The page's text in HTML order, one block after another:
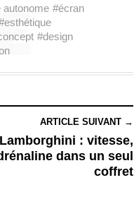
autonome #écran
#design
ARTICLE SUIVANT →
: vitesse,
dans un seul
coffret